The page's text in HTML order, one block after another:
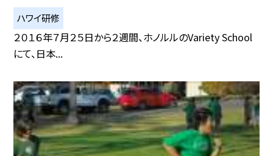
ハワイ研修
２０１６年７月２５日から２週間、ホノルルのVariety School
にて、日本...